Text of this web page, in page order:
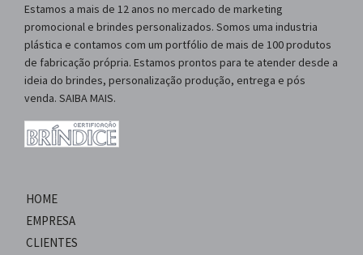
Estamos a mais de 12 anos no mercado de marketing
promocional e brindes personalizados. Somos uma industria
plástica e contamos com um portfólio de mais de 100 produtos
de fabricação própria. Estamos prontos para te atender desde a
ideia do brindes, personalização produção, entrega e pós
venda. SAIBA MAIS.
HOME
EMPRESA
CLIENTES